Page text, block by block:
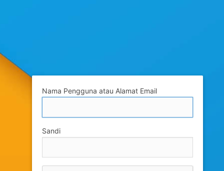
Nama Pengguna atau Alamat Email
Sandi